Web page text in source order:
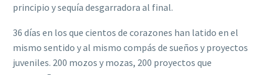
principio y sequía desgarradora al final.
36 días en los que cientos de corazones han latido en el
mismo sentido y al mismo compás de sueños y proyectos
juveniles. 200 mozos y mozas, 200 proyectos que